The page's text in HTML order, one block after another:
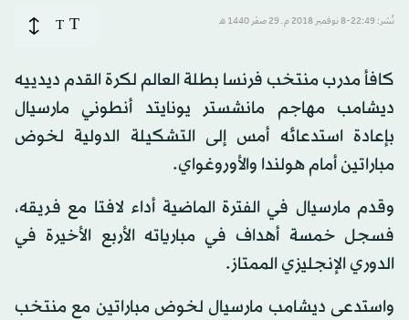
نُشر: 22:49-8 نوفمبر 2018 م ـ 29 صفَر 1440 هـ T
T
كافأ مدرب منتخب فرنسا بطلة العالم لكرة القدم ديدييه
ديشامب مهاجم مانشستر يونايتد أنطوني مارسيال
بإعادة استدعائه أمس إلى التشكيلة الدولية لخوض
مباراتين أمام هولندا والأوروغواي.
وقدم مارسيال في الفترة الماضية أداء لافتا مع فريقه،
فسجل خمسة أهداف في مبارياته الأربع الأخيرة في
الدوري الإنجليزي الممتاز.
واستدعى ديشامب مارسيال لخوض مباراتين مع منتخب